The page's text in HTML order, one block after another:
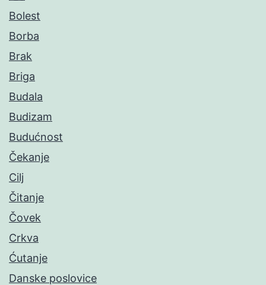
Bolest
Borba
Brak
Briga
Budala
Budizam
Budućnost
Čekanje
Cilj
Čitanje
Čovek
Crkva
Ćutanje
Danske poslovice